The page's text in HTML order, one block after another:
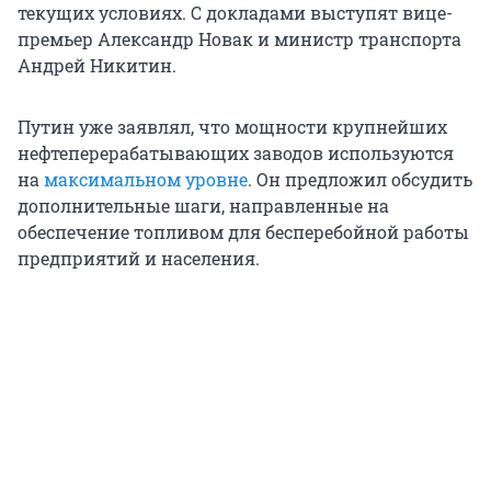
текущих условиях. С докладами выступят вице-
премьер Александр Новак и министр транспорта
Андрей Никитин.
Путин уже заявлял, что мощности крупнейших
нефтеперерабатывающих заводов используются
намаксимальном уровне. Он предложил обсудить
дополнительные шаги, направленные на
обеспечение топливом для бесперебойной работы
предприятий и населения.